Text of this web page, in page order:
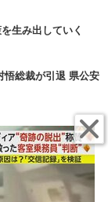
生み出していく
悟総裁が引退 県公安